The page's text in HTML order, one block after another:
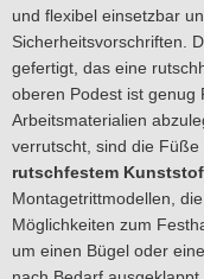
und flexibel einsetzbar
Sicherheitsvorschriften.
gefertigt, das eine
oberen Podest ist genug
Arbeitsmaterialien
verrutscht, sind die
rutschfestem
Montagetrittmodellen,
Möglichkeiten zum
um einen Bügel oder